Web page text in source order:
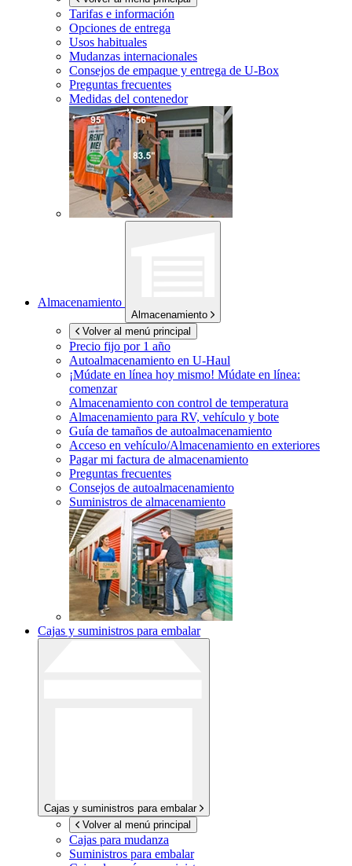
Tarifas e información
Opciones de entrega
Usos habituales
Mudanzas internacionales
Consejos de empaque y entrega de U-Box
Preguntas frecuentes
Medidas del contenedor
Almacenamiento
Almacenamiento
Volver al menú principal
Precio fijo por 1 año
Autoalmacenamiento en U-Haul
¡Múdate en línea hoy mismo! Múdate en línea:
comenzar
Almacenamiento con control de temperatura
Almacenamiento para RV, vehículo y bote
Guía de tamaños de autoalmacenamiento
Acceso en vehículo/Almacenamiento en exteriores
Pagar mi factura de almacenamiento
Preguntas frecuentes
Consejos de autoalmacenamiento
Suministros de almacenamiento
Cajas y suministros para embalar
Cajas y suministros para embalar
Volver al menú principal
Cajas para mudanza
Suministros para embalar